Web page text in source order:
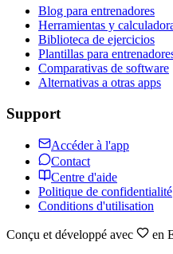
Blog para entrenadores
Herramientas y
Biblioteca de ejercicios
Plantillas para
Comparativas de software
Alternativas a otras apps
Support
Accéder à l'app
Contact
Centre d'aide
Politique de confidentialité
Conditions d'utilisation
Conçu et développé avec
en